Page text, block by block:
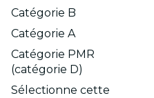
Catégorie B
Catégorie A
Catégorie PMR
(catégorie D)
Sélectionne cette